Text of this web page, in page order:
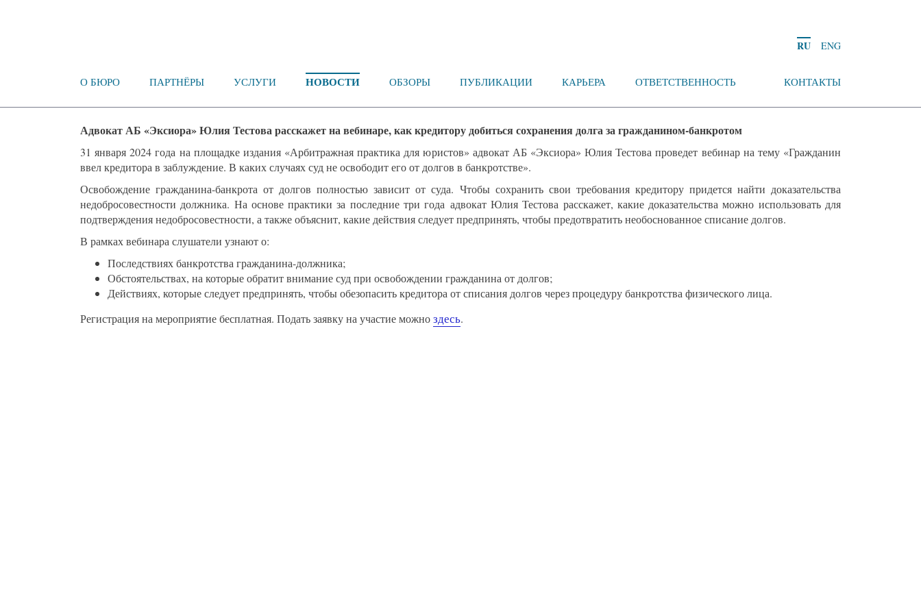
RU ENG
О БЮРО ПАРТНЁРЫ УСЛУГИ НОВОСТИ ОБЗОРЫ ПУБЛИКАЦИИ КАРЬЕРА ОТВЕТСТВЕННОСТЬ КОНТАКТЫ
Адвокат АБ «Эксиора» Юлия Тестова расскажет на вебинаре, как кредитору добиться сохранения долга за гражданином-банкротом
31 января 2024 года на площадке издания «Арбитражная практика для юристов» адвокат АБ «Эксиора» Юлия Тестова проведет вебинар на тему «Гражданин
ввел кредитора в заблуждение. В каких случаях суд не освободит его от долгов в банкротстве».
Освобождение гражданина-банкрота от долгов полностью зависит от суда. Чтобы сохранить свои требования кредитору придется найти доказательства
недобросовестности должника. На основе практики за последние три года адвокат Юлия Тестова расскажет, какие доказательства можно использовать для
подтверждения недобросовестности, а также объяснит, какие действия следует предпринять, чтобы предотвратить необоснованное списание долгов.
В рамках вебинара слушатели узнают о:
Последствиях банкротства гражданина-должника;
Обстоятельствах, на которые обратит внимание суд при освобождении гражданина от долгов;
Действиях, которые следует предпринять, чтобы обезопасить кредитора от списания долгов через процедуру банкротства физического лица.
Регистрация на мероприятие бесплатная. Подать заявку на участие можноздесь.